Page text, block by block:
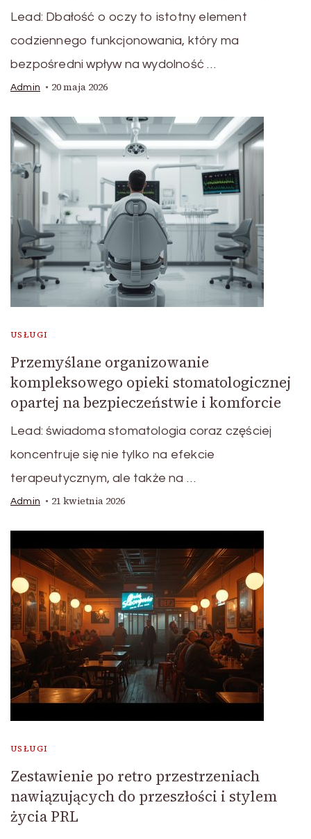
Lead: Dbałość o oczy to istotny element
codziennego funkcjonowania, który ma
bezpośredni wpływ na wydolność …
Admin 20 maja 2026
USŁUGI
Przemyślane organizowanie
kompleksowego opieki stomatologicznej
opartej na bezpieczeństwie i komforcie
Lead: świadoma stomatologia coraz częściej
koncentruje się nie tylko na efekcie
terapeutycznym, ale także na …
Admin 21 kwietnia 2026
USŁUGI
Zestawienie po retro przestrzeniach
nawiązujących do przeszłości i stylem
życia PRL